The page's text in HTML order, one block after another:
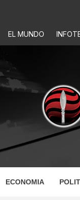
EL MUNDO
ECONOMIA